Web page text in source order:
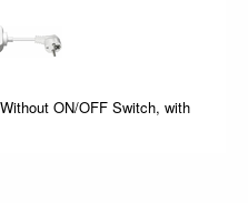
ON/OFF Switch, with